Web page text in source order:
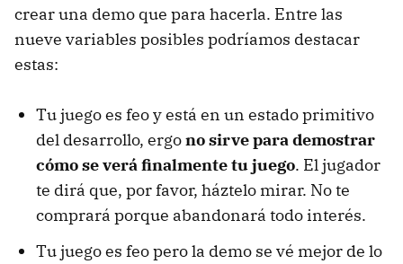
crear una demo que para hacerla. Entre las
nueve variables posibles podríamos destacar
estas:
Tu juego es feo y está en un estado primitivo
del desarrollo, ergono sirve para demostrar
cómo se verá finalmente tu juego. El jugador
te dirá que, por favor, háztelo mirar. No te
comprará porque abandonará todo interés.
Tu juego es feo pero la demo se vé mejor de lo